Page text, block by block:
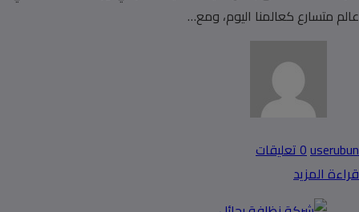
عالم متسارع كعالمنا اليوم، ومع…
userubun0 تعليقات
قراءة المزيد